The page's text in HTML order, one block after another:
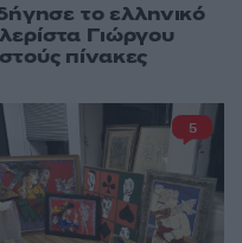
το ελληνικό
Γιώργου
πίνακες
5